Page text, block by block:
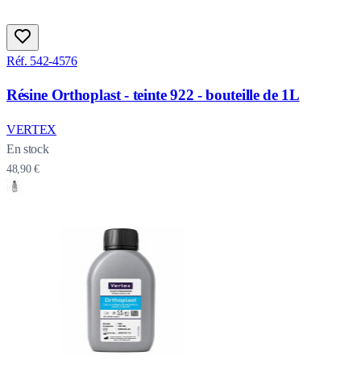
Réf. 542-4576
Résine Orthoplast - teinte 922 - bouteille de 1L
VERTEX
En stock
48,90 €